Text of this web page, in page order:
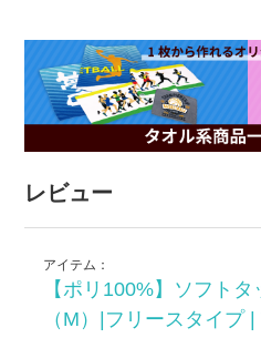
レビュー
アイテム：
【ポリ100%】ソフト
（M）|フリースタイプ